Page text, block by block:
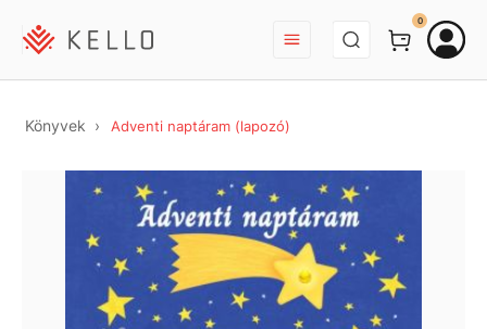
BEJELENTKEZÉS
0
Könyvek Adventi naptáram (lapozó)